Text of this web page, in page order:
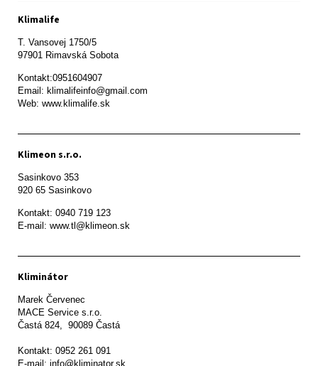
Klimalife
T. Vansovej 1750/5
97901 Rimavská Sobota
Kontakt:0951604907
Email: klimalifeinfo@gmail.com
Web: www.klimalife.sk
Klimeon s.r.o.
Sasinkovo 353
920 65 Sasinkovo
Kontakt: 0940 719 123
E-mail: www.tl@klimeon.sk
Kliminátor
Marek Červenec
MACE Service s.r.o.
Častá 824,  90089 Častá
Kontakt: 0952 261 091
E-mail: info@kliminator.sk